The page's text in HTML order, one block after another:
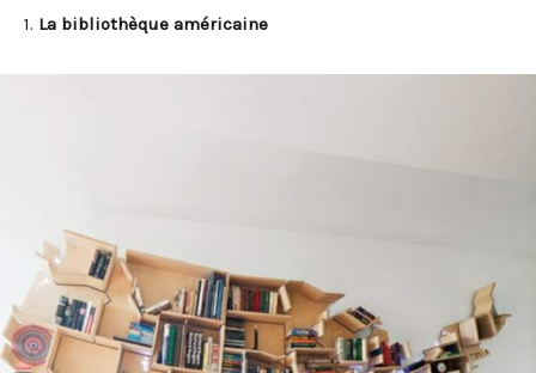
1. La bibliothèque américaine